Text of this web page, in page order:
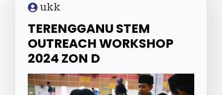
ukk
TERENGGANU STEM
OUTREACH WORKSHOP
2024 ZON D